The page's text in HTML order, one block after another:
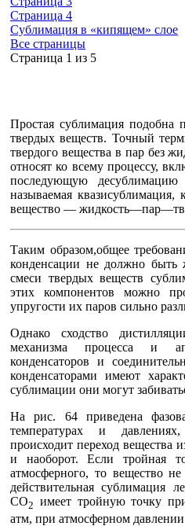
Страница 4
Сублимация в «кипящем» слое
Все страницы
Cтраница 1 из 5
Простая сублимация подобна
твердых веществ. Точный
твердого вещества в пар без
относят ко всему процессу,
последующую
называемая квазисублимация,
вещество —
Таким образом,общее
конденсации не должно быть
смеси твердых веществ
этих компонентов можно
упругости их паров сильно
Однако сходство
механизма процесса и
конденсаторов и
конденсаторами имеют
сублимации они могут
На рис. 64 приведена
температурах и
происходит переход вещества
и наоборот. Если тройная
атмосферного, то вещество
действительная сублимация
CO2 имеет тройную точку
атм, при атмосферном